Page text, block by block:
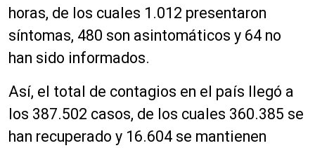
horas, de los cuales 1.012 presentaron
síntomas, 480 son asintomáticos y 64 no
han sido informados.
Así, el total de contagios en el país llegó a
los 387.502 casos, de los cuales 360.385 se
han recuperado y 16.604 se mantienen